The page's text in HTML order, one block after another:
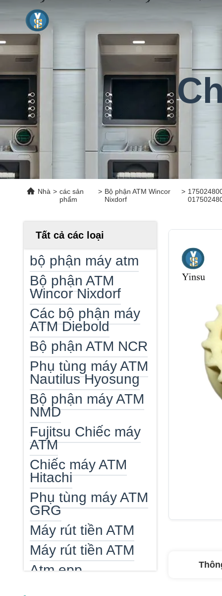
Nhà > các sản
phẩm
> Bộ phận ATM Wincor
Nixdorf
>
Tất cả các loại
bộ phận máy atm
Bộ phận ATM
Wincor Nixdorf
Các bộ phận máy
ATM Diebold
Bộ phận ATM NCR
Phụ tùng máy ATM
Nautilus Hyosung
Bộ phận máy ATM
NMD
Fujitsu Chiếc máy
ATM
Chiếc máy ATM
Hitachi
Phụ tùng máy ATM
GRG
Máy rút tiền ATM
Máy rút tiền ATM
Atm epp